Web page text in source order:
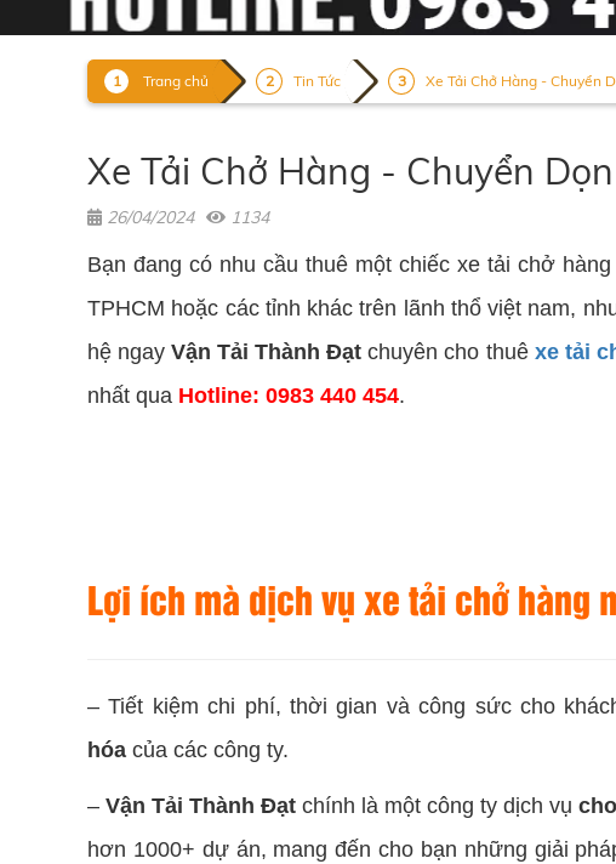
Trang chủ Tin Tức Xe Tải Chở Hàng - Chuyển
Xe Tải Chở Hàng - Chuyển
26/04/2024 1134
Bạn đang có nhu cầu thuê một chiếc xe tải chở
TPHCM hoặc các tỉnh khác trên lãnh thổ việt nam,
hệ ngayVận Tải Thành Đạt chuyên cho thuê xe tải
nhất qua Hotline: 0983 440 454.
Lợi ích mà dịch vụ xe tải chở hàng
– Tiết kiệm chi phí, thời gian và công sức cho
hóa của các công ty.
–Vận Tải Thành Đạt chính là một công ty dịch vụ
hơn 1000+ dự án, mang đến cho bạn những giải